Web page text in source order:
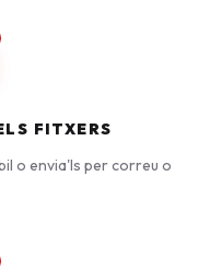
FITXERS
o envia'ls per correu o